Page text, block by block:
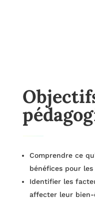
Comprendre ce
bénéfices pour
Identifier les
affecter leur